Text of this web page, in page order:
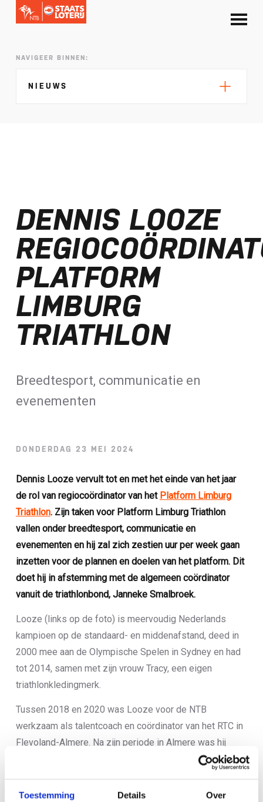
Toestemming Details Over
NAVIGEER BINNEN:
NIEUWS
Selectie EK lange afstand Almere bekend
Kalenders T50 en T100 World Championship
Tour 2027 bekend
NTB ontvangt bijdrage van Nederlandse
Loterij​
ALLE NIEUWSBERICHTEN
DENNIS LOOZE
PLATFORM
LIMBURG
TRIATHLON
Breedtesport, communicatie en
evenementen
DONDERDAG 23 MEI 2024
Dennis Looze vervult tot en met het einde van het jaar
de rol van regiocoördinator van het Platform Limburg
Triathlon. Zijn taken voor Platform Limburg Triathlon
vallen onder breedtesport, communicatie en
evenementen en hij zal zich zestien uur per week gaan
inzetten voor de plannen en doelen van het platform. Dit
doet hij in afstemming met de algemeen coördinator
vanuit de triathlonbond, Janneke Smalbroek.
Looze (links op de foto) is meervoudig Nederlands
kampioen op de standaard- en middenafstand, deed in
2000 mee aan de Olympische Spelen in Sydney en had
tot 2014, samen met zijn vrouw Tracy, een eigen
triathlonkledingmerk.
Tussen 2018 en 2020 was Looze voor de NTB
werkzaam als talentcoach en coördinator van het RTC in
Flevoland-Almere. Na zijn periode in Almere was hij
woonachtig in Spanje, maar sinds kort woont hij in
talentherkenning, -ontwikkeling en topsport maakt